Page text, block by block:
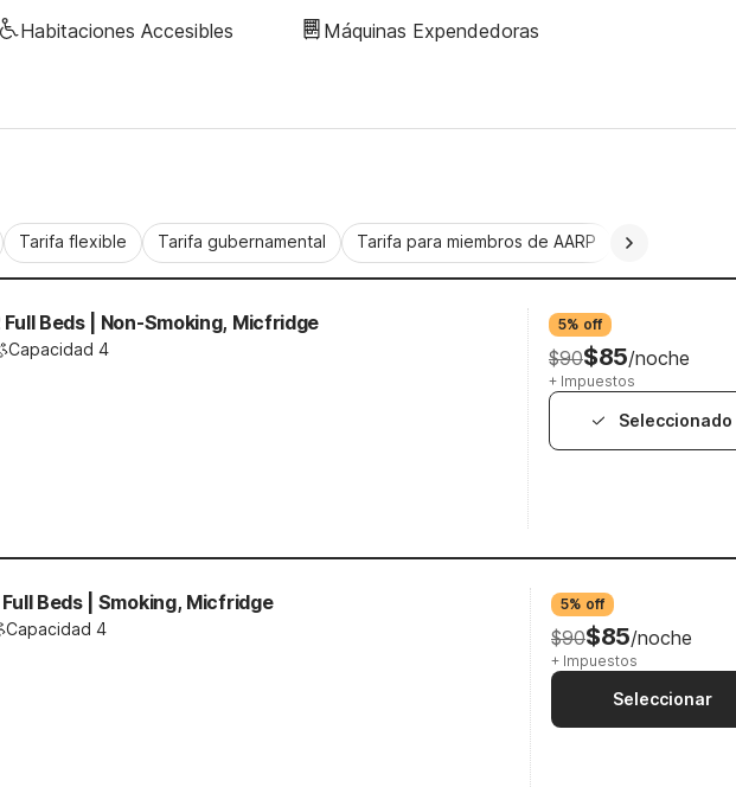
Habitaciones Accesibles Máquinas Expendedoras
Tarifa flexible Tarifa gubernamental Tarifa para miembros de AARP
Full Beds | Non-Smoking, Micfridge
Capacidad 4
5% off
$90$85/noche
+ Impuestos
Seleccionado
Full Beds | Smoking, Micfridge
Capacidad 4
5% off
$90$85/noche
+ Impuestos
Seleccionar